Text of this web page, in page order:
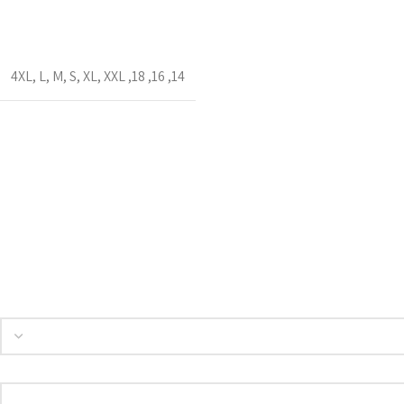
14
,
16
,
18
,
4XL, L, M,S,XL,XXL